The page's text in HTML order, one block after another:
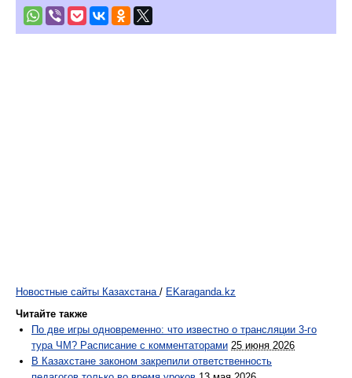
Новостные сайты Казахстана / EKaraganda.kz
Читайте также
По две игры одновременно: что известно о трансляции 3-го
тура ЧМ? Расписание с комментаторами 25 июня 2026
В Казахстане законом закрепили ответственность